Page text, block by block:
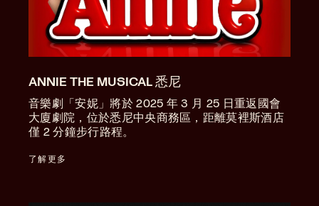
ANNIE THE MUSICAL 悉尼
音樂劇「安妮」將於 2025 年 3 月 25 日重返國會
大廈劇院，位於悉尼中央商務區，距離莫裡斯酒店
僅 2 分鐘步行路程。
了解更多